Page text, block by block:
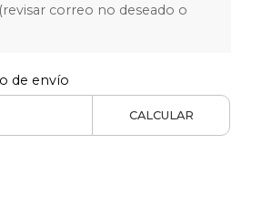
correo no deseado o
de envío
CALCULAR